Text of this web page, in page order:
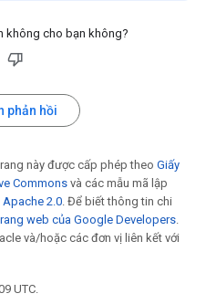
không cho bạn không?
phản hồi
này được cấp phép theo Giấy
Commons và các mẫu mã lập
Apache 2.0. Để biết thông tin chi
web của Google Developers.
và/hoặc các đơn vị liên kết với
UTC.